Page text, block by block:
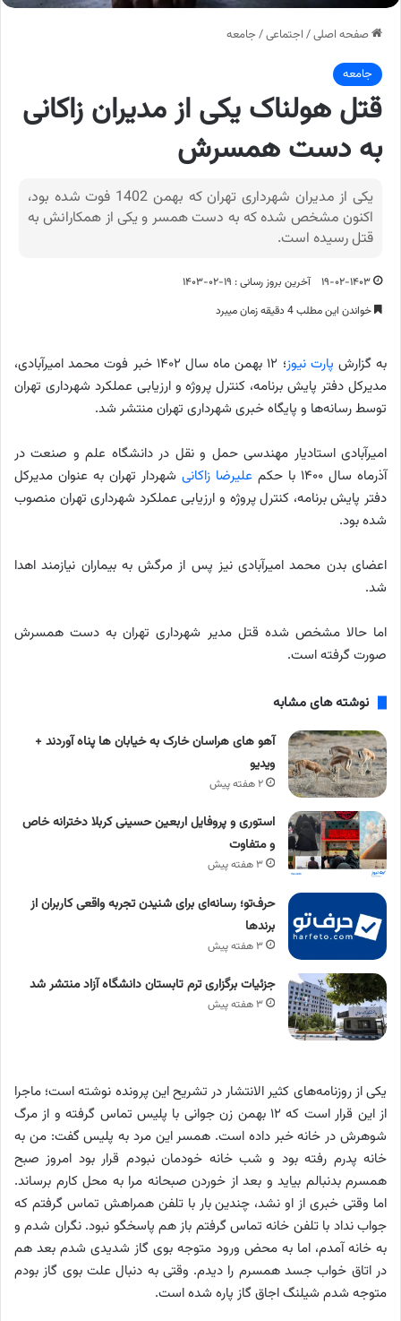
صفحه اصلی/ اجتماعی/ جامعه
جامعه
قتل هولناک یکی از مدیران زاکانی
به دست همسرش
یکی از مدیران شهرداری تهران که بهمن 1402 فوت شده بود،
اکنون مشخص شده که به دست همسر و یکی از همکارانش به
قتل رسیده است.
۱۹-۰۲-۱۴۰۳
آخرین بروز رسانی : ۱۹-۰۲-۱۴۰۳
خواندن این مطلب 4 دقیقه زمان میبرد
به گزارش پارت نیوز
؛ ۱۲ بهمن ماه سال ۱۴۰۲ خبر فوت محمد امیرآبادی،
مدیرکل دفتر پایش برنامه، کنترل پروژه و ارزیابی عملکرد شهرداری تهران
توسط رسانه‌ها و پایگاه خبری شهرداری تهران منتشر شد.
امیرآبادی استادیار مهندسی حمل و نقل در دانشگاه علم و صنعت در
آذرماه سال ۱۴۰۰ با حکم
علیرضا زاکانی شهردار تهران به عنوان مدیرکل
دفتر پایش برنامه، کنترل پروژه و ارزیابی عملکرد شهرداری تهران منصوب
شده بود.
اعضای بدن محمد امیرآبادی نیز پس از مرگش به بیماران نیازمند اهدا
شد.
اما حالا مشخص شده قتل مدیر شهرداری تهران به دست همسرش
صورت گرفته است.
نوشته های مشابه
آهو های هراسان خارک به خیابان ها پناه آوردند +
ویدیو
۲ هفته پیش
استوری و پروفایل اربعین حسینی کربلا دخترانه خاص
و متفاوت
۳ هفته پیش
حرف‌تو؛ رسانه‌ای برای شنیدن تجربه واقعی کاربران از
برندها
۳ هفته پیش
جزئیات برگزاری ترم تابستان دانشگاه آزاد منتشر شد
۳ هفته پیش
یکی از روزنامه‌های کثیر الانتشار در تشریح این پرونده نوشته است؛ ماجرا
از این قرار است که ۱۲ بهمن زن جوانی با پلیس تماس گرفته و از مرگ
شوهرش در خانه خبر داده است. همسر این مرد به پلیس گفت: من به
خانه پدرم رفته بود و شب خانه خودمان نبودم قرار بود امروز صبح
همسرم بدنبالم بیاید و بعد از خوردن صبحانه مرا به محل کارم برساند.
اما وقتی خبری از او نشد، چندین بار با تلفن همراهش تماس گرفتم که
جواب نداد با تلفن خانه تماس گرفتم باز هم پاسخگو نبود. نگران شدم و
به خانه آمدم، اما به محض ورود متوجه بوی گاز شدیدی شدم بعد هم
در اتاق خواب جسد همسرم را دیدم. وقتی به دنبال علت بوی گاز بودم
متوجه شدم شیلنگ اجاق گاز پاره شده است.